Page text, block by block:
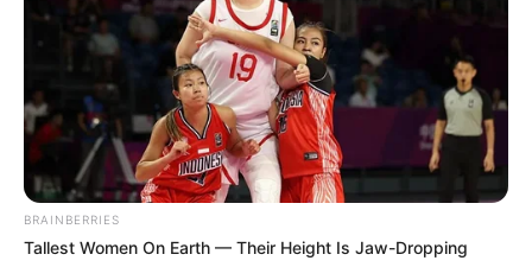
Baca juga: Sinopsis Yesterday, Ketika Tidak Ada Orang yang
Mengingat The Beatles
Film produksi Summit Entertainment ini digarap dan ditulis oleh
sutradara ternama asal Prancis, Luc Besson. Film yang pernah
digarap dan ditulis oleh Luc Besson antara lain Valerian and the
City of a Thousand Planets (2017), Lucy (2014), dan The Family
(2013).
BRAINBERRIES
Tallest Women On Earth — Their Height Is Jaw-Dropping